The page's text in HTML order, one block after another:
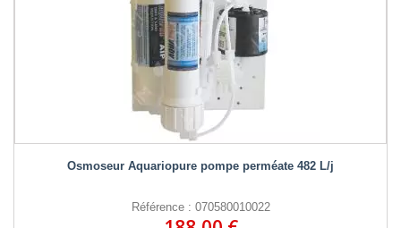
Osmoseur Aquariopure pompe perméate 482 L/j
Référence : 070580010022